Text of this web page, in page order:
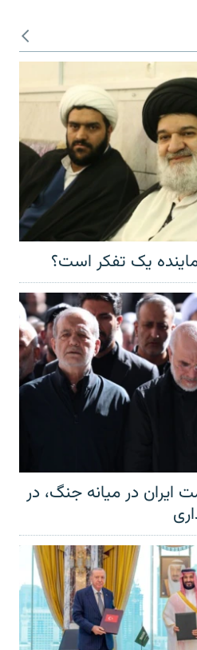
یک تفکر است؟
ایران در میانه جنگ، در